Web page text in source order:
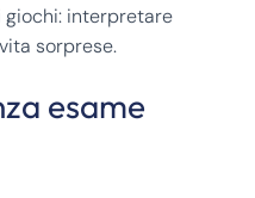
giochi: interpretare
sorprese.
esame